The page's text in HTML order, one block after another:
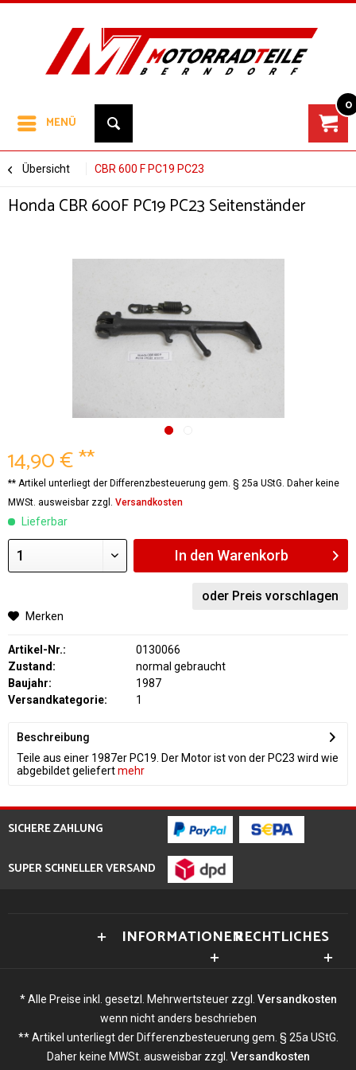
MENÜ
0
Übersicht CBR 600 F PC19 PC23
Honda CBR 600F PC19 PC23 Seitenständer
14,90 € **
** Artikel unterliegt der Differenzbesteuerung gem. § 25a UStG. Daher keine
MWSt. ausweisbar zzgl. Versandkosten
Lieferbar
In den Warenkorb
oder Preis vorschlagen
Merken
Artikel-Nr.:
0130066
Zustand:
normal gebraucht
Baujahr:
1987
Versandkategorie:
1
Beschreibung
Teile aus einer 1987er PC19. Der Motor ist von der PC23 wird wie
abgebildet geliefertmehr
SICHERE ZAHLUNG
SUPER SCHNELLER VERSAND
INFORMATIONENRECHTLICHES
* Alle Preise inkl. gesetzl. Mehrwertsteuer zzgl. Versandkosten
wenn nicht anders beschrieben
** Artikel unterliegt der Differenzbesteuerung gem. § 25a UStG.
Daher keine MWSt. ausweisbar zzgl. Versandkosten